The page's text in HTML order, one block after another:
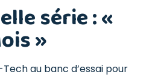
série : «
»
au banc d’essai pour